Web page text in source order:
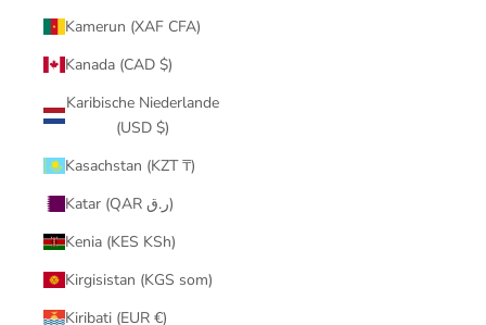
Kamerun (XAF CFA)
Kanada (CAD $)
Karibische Niederlande
(USD $)
Kasachstan (KZT ₸)
Katar (QAR ر.ق)
Kenia (KES KSh)
Kirgisistan (KGS som)
Kiribati (EUR €)